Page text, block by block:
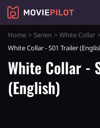
Home Serien White Collar
White Collar - S01 Trailer
White Collar -
(English)